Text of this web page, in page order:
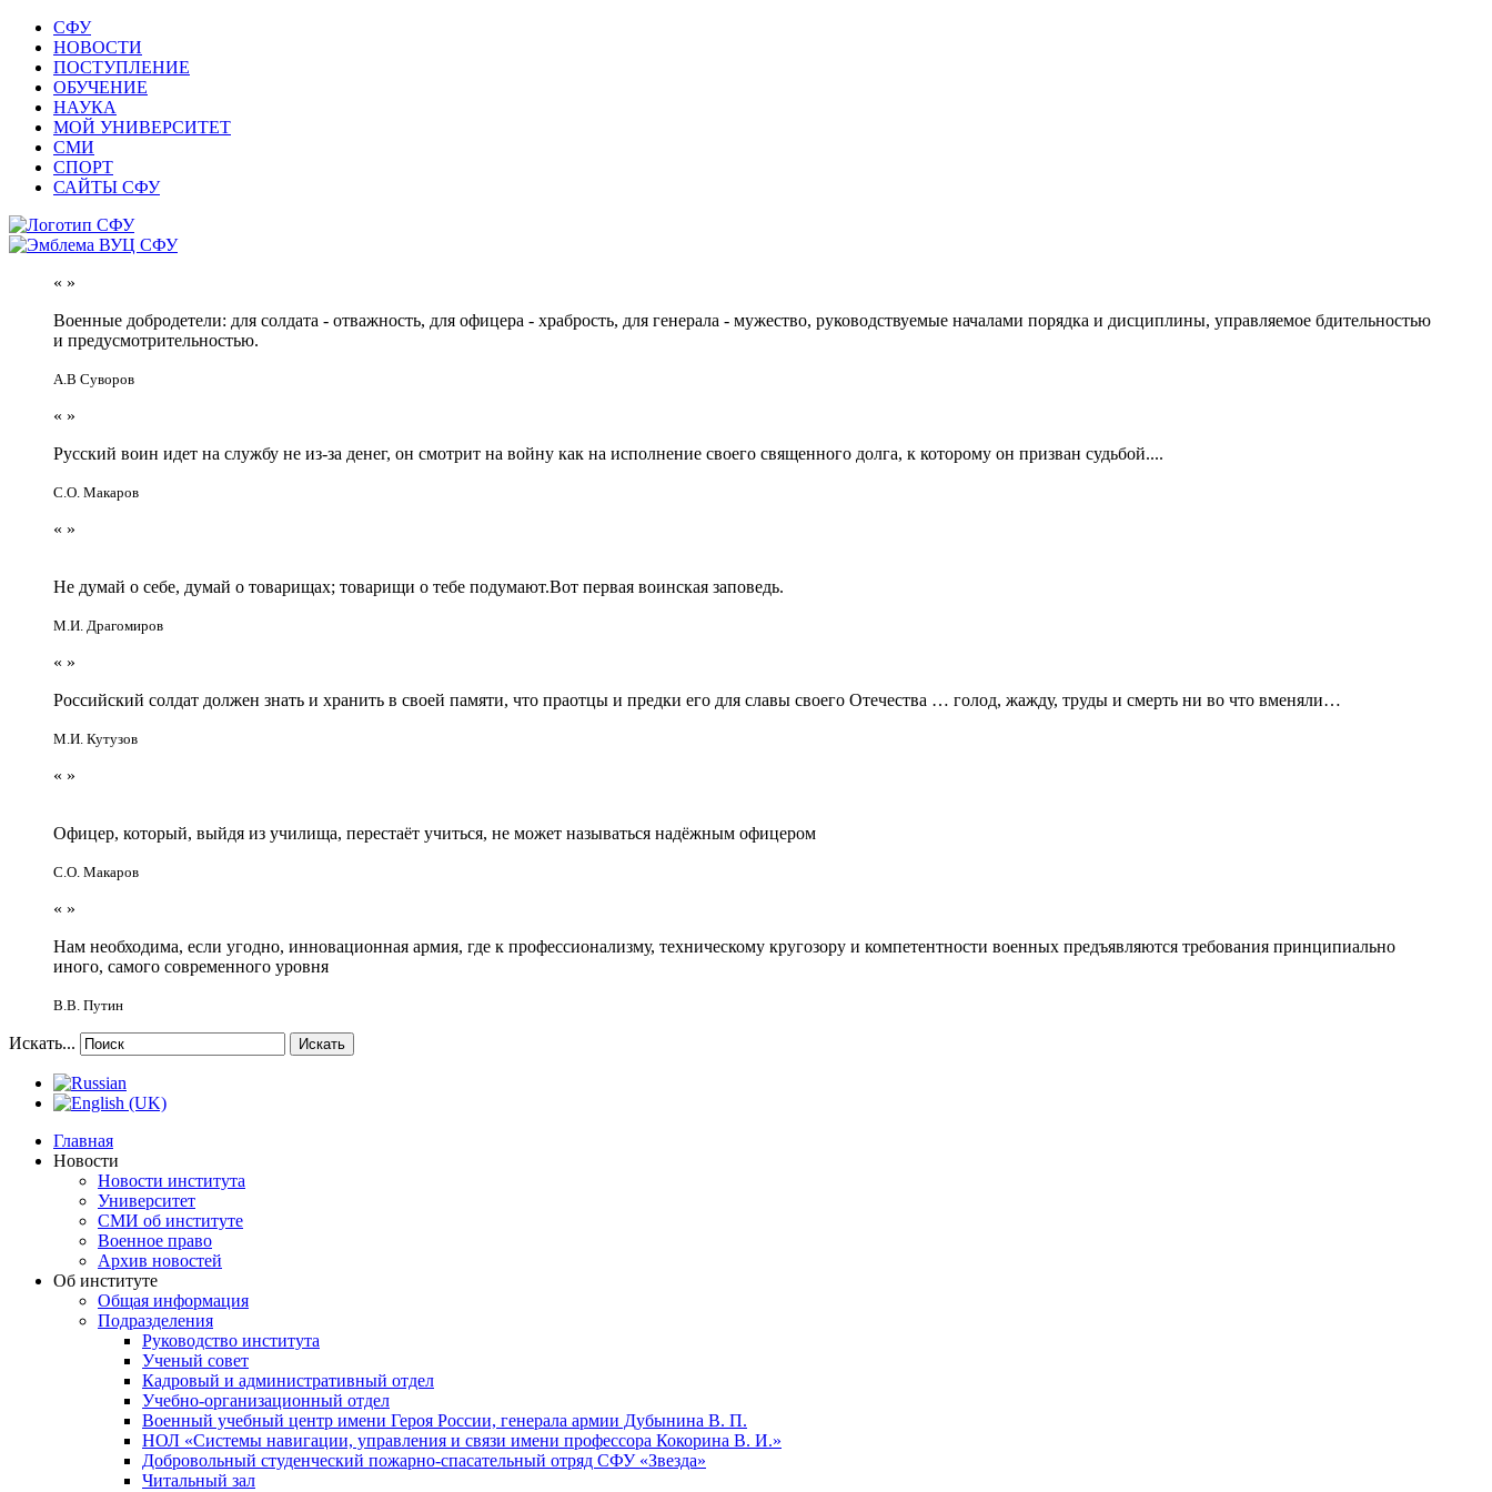
СФУ
НОВОСТИ
ПОСТУПЛЕНИЕ
ОБУЧЕНИЕ
НАУКА
МОЙ УНИВЕРСИТЕТ
СМИ
СПОРТ
САЙТЫ СФУ
« »
Военные добродетели: для солдата - отважность, для офицера - храбрость, для генерала - мужество, руководствуемые началами порядка и дисциплины, управляемое бдительностью
и предусмотрительностью.
А.В Суворов
« »
Русский воин идет на службу не из-за денег, он смотрит на войну как на исполнение своего священного долга, к которому он призван судьбой....
С.О. Макаров
« »
Не думай о себе, думай о товарищах; товарищи о тебе подумают.Вот первая воинская заповедь.
М.И. Драгомиров
« »
Российский солдат должен знать и хранить в своей памяти, что праотцы и предки его для славы своего Отечества … голод, жажду, труды и смерть ни во что вменяли…
М.И. Кутузов
« »
Офицер, который, выйдя из училища, перестаёт учиться, не может называться надёжным офицером
С.О. Макаров
« »
Нам необходима, если угодно, инновационная армия, где к профессионализму, техническому кругозору и компетентности военных предъявляются требования принципиально
иного, самого современного уровня
В.В. Путин
Искать... Искать
Главная
Новости
Новости института
Университет
СМИ об институте
Военное право
Архив новостей
Об институте
Общая информация
Подразделения
Руководство института
Ученый совет
Кадровый и административный отдел
Учебно-организационный отдел
Военный учебный центр имени Героя России, генерала армии Дубынина В. П.
НОЛ «Системы навигации, управления и связи имени профессора Кокорина В. И.»
Добровольный студенческий пожарно-спасательный отряд СФУ «Звезда»
Читальный зал